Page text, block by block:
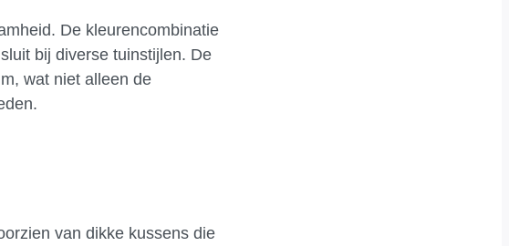
De kleurencombinatie
bij diverse tuinstijlen. De
wat niet alleen de
van dikke kussens die